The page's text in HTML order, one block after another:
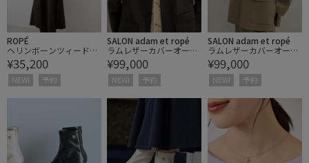
ROPÉ
ヘリンボーンツィードV
ネックジャンパースカー
ト
¥35,200
NEW! 予約
SALON adam et ropé
ラムレザーカバーオール
/ セットアップ対応
¥99,000
NEW! 予約
SALON adam et ropé
ラムレザーカバーオール
/ セットアップ対応
¥99,000
NEW! 予約